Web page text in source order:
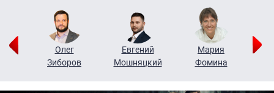
Олег
Зиборов
Евгений
Мошняцкий
Мария
Фомина